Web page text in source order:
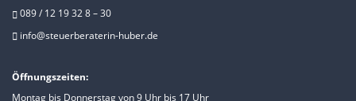
089 / 12 19 32 8 – 30
info@steuerberaterin-huber.de
Öffnungszeiten:
Montag bis Donnerstag von 9 Uhr bis 17 Uhr